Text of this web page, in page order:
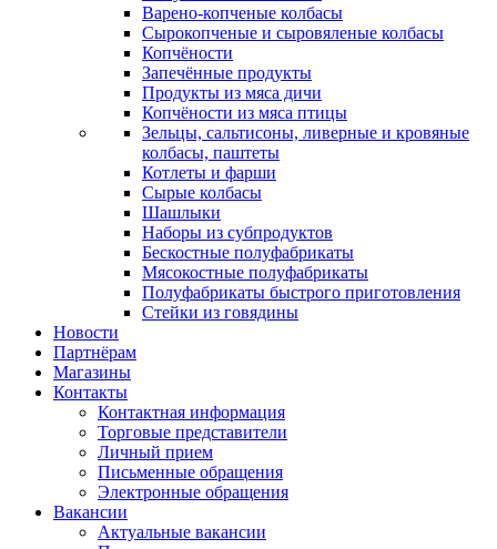
Варено-копченые колбасы
Сырокопченые и сыровяленые колбасы
Копчёности
Запечённые продукты
Продукты из мяса дичи
Копчёности из мяса птицы
Зельцы, сальтисоны, ливерные и кровяные
колбасы, паштеты
Котлеты и фарши
Сырые колбасы
Шашлыки
Наборы из субпродуктов
Бескостные полуфабрикаты
Мясокостные полуфабрикаты
Полуфабрикаты быстрого приготовления
Стейки из говядины
Новости
Партнёрам
Магазины
Контакты
Контактная информация
Торговые представители
Личный прием
Письменные обращения
Электронные обращения
Вакансии
Актуальные вакансии